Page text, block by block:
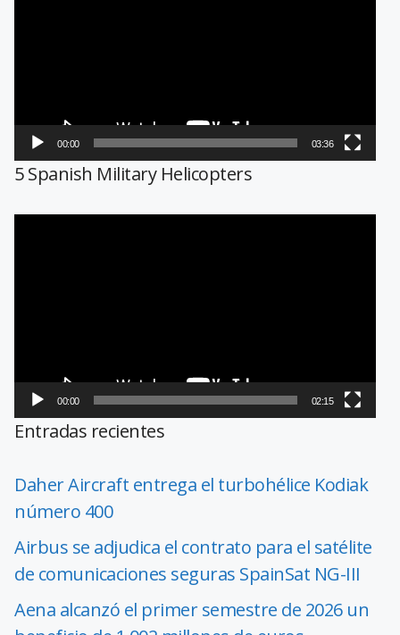
00:00 03:36
5 Spanish Military Helicopters
00:00 02:15
Entradas recientes
Daher Aircraft entrega el turbohélice Kodiak
número 400
Airbus se adjudica el contrato para el satélite
de comunicaciones seguras SpainSat NG-III
Aena alcanzó el primer semestre de 2026 un